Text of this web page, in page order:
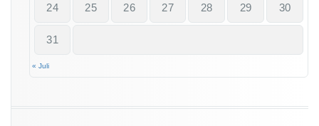
i
g
24 25 26 27 28 29 30
31
« Juli